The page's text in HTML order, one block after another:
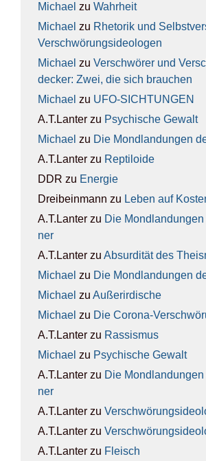
Michael zu Wahr­heit
Michael zu Rhe­to­rik und
Ver­schwö­rungs­ideo­lo­gen
Michael zu Ver­schwö­rer und
de­cker: Zwei, die sich brau­chen
Michael zu UFO-SICH­TUN­GEN
A.T.Lanter zu Psy­chi­sche Gewalt
Michael zu Die Mond­lan­dun­gen
A.T.Lanter zu Rep­ti­lo­ide
DDR zu Ener­gie
Dreibeinmann zu Leben auf
A.T.Lanter zu Die
ner
A.T.Lanter zu Absur­di­tät des
Michael zu Die Mond­lan­dun­gen
Michael zu Außer­ir­di­sche
Michael zu Die Coro­na-
A.T.Lanter zu Ras­sis­mus
Michael zu Psy­chi­sche Gewalt
A.T.Lanter zu Die
ner
A.T.Lanter zu
A.T.Lanter zu
A.T.Lanter zu Fleisch